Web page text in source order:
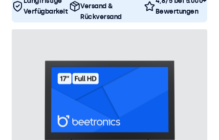
Verfügbarkeit
Versand &
Rückversand
Bewertungen